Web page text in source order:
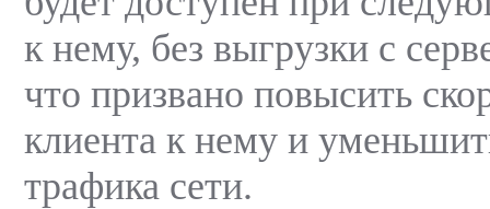
к нему, без выгрузки с
что призвано повысить
клиента к нему и
трафика сети.